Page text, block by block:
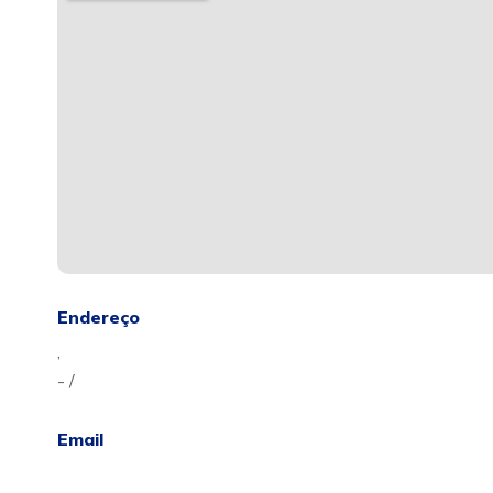
Endereço
,
- /
Email